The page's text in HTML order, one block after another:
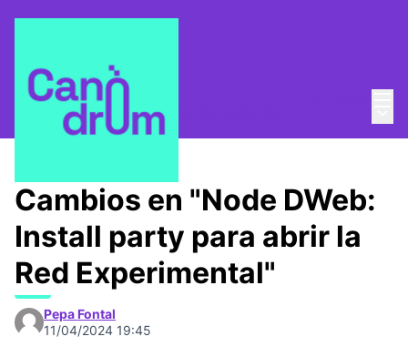
¿Quienes somos? / Canòdrom Abierto
Cambios en "Node DWeb:
Install party para abrir la
Red Experimental"
Pepa Fontal
11/04/2024 19:45